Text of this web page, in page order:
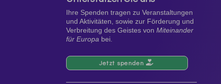
Ihre Spenden tragen zu Veranstaltungen
und Aktivitäten, sowie zur Förderung und
Verbreitung des Geistes vonMiteinander
für Europa bei.
Jetzt spenden